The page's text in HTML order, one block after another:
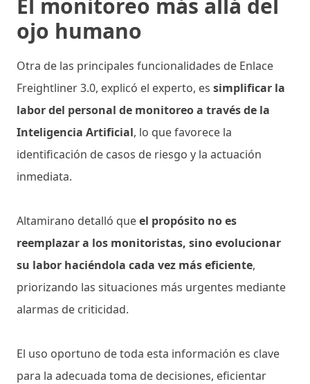
El monitoreo más allá del
ojo humano
Otra de las principales funcionalidades de Enlace
Freightliner 3.0, explicó el experto, es simplificar la
labor del personal de monitoreo a través de la
Inteligencia Artificial, lo que favorece la
identificación de casos de riesgo y la actuación
inmediata.
Altamirano detalló queel propósito no es
reemplazar a los monitoristas, sino evolucionar
su labor haciéndola cada vez más eficiente,
priorizando las situaciones más urgentes mediante
alarmas de criticidad.
El uso oportuno de toda esta información es clave
para la adecuada toma de decisiones, eficientar